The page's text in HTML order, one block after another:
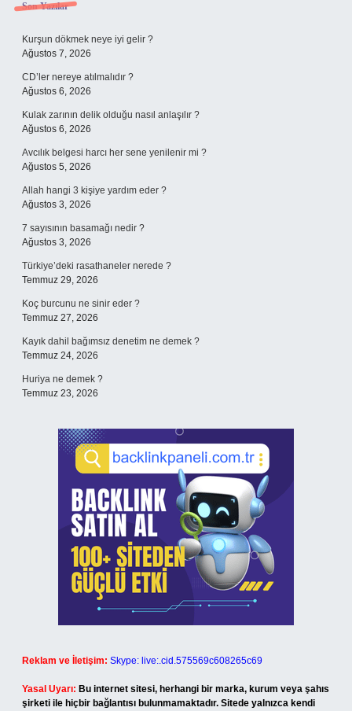
Sidebar
Son Yazılar
Kurşun dökmek neye iyi gelir ?
Ağustos 7, 2026
CD’ler nereye atılmalıdır ?
Ağustos 6, 2026
Kulak zarının delik olduğu nasıl anlaşılır ?
Ağustos 6, 2026
Avcılık belgesi harcı her sene yenilenir mi ?
Ağustos 5, 2026
Allah hangi 3 kişiye yardım eder ?
Ağustos 3, 2026
7 sayısının basamağı nedir ?
Ağustos 3, 2026
Türkiye’deki rasathaneler nerede ?
Temmuz 29, 2026
Koç burcunu ne sinir eder ?
Temmuz 27, 2026
Kayık dahil bağımsız denetim ne demek ?
Temmuz 24, 2026
Huriya ne demek ?
Temmuz 23, 2026
Reklam ve İletişim: Skype: live:.cid.575569c608265c69
Yasal Uyarı: Bu internet sitesi, herhangi bir marka, kurum veya şahıs
şirketi ile hiçbir bağlantısı bulunmamaktadır. Sitede yalnızca kendi